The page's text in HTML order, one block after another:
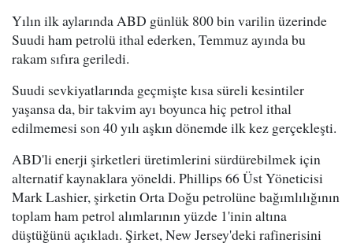
Yılın ilk aylarında ABD günlük 800 bin varilin üzerinde
Suudi ham petrolü ithal ederken, Temmuz ayında bu
rakam sıfıra geriledi.
Suudi sevkiyatlarında geçmişte kısa süreli kesintiler
yaşansa da, bir takvim ayı boyunca hiç petrol ithal
edilmemesi son 40 yılı aşkın dönemde ilk kez gerçekleşti.
ABD'li enerji şirketleri üretimlerini sürdürebilmek için
alternatif kaynaklara yöneldi. Phillips 66 Üst Yöneticisi
Mark Lashier, şirketin Orta Doğu petrolüne bağımlılığının
toplam ham petrol alımlarının yüzde 1'inin altına
düştüğünü açıkladı. Şirket, New Jersey'deki rafinerisini